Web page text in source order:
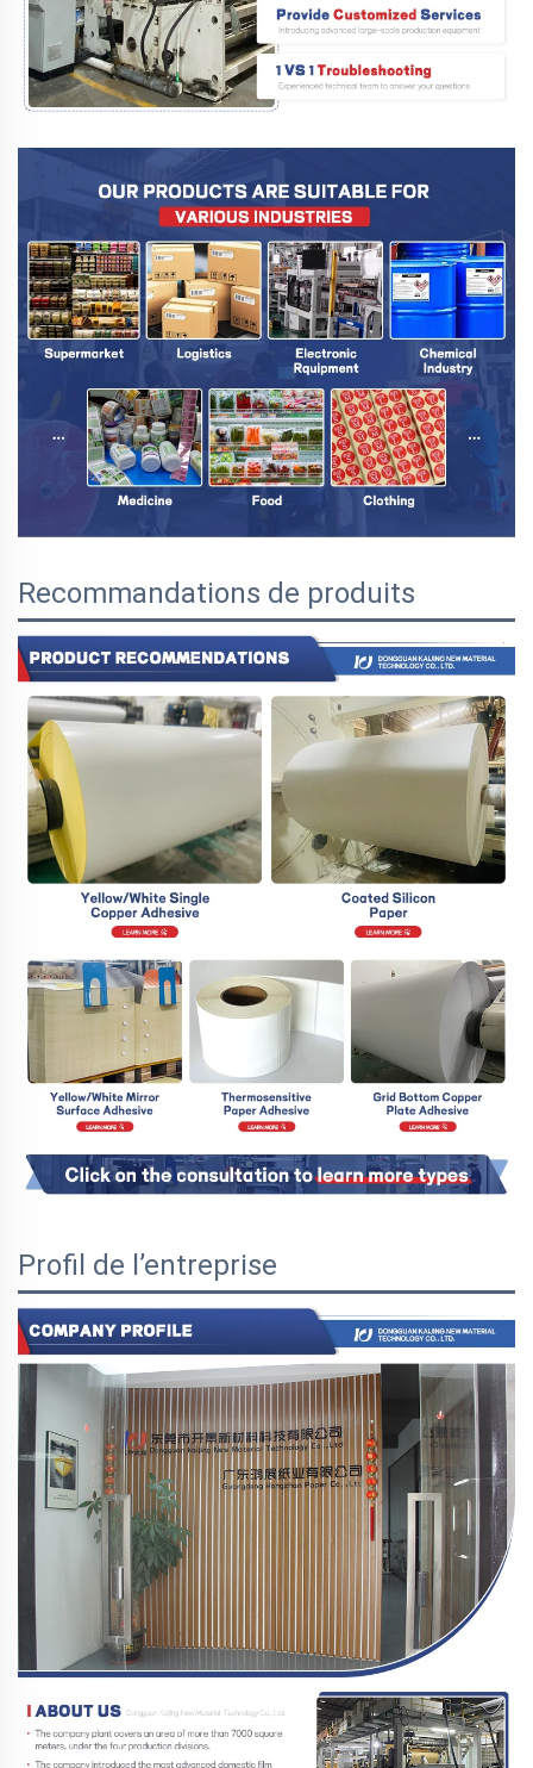
Recommandations de produits
Profil de l’entreprise